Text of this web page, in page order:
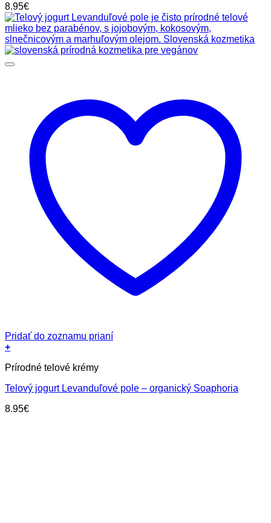
8.95€
Pridať do zoznamu prianí
+
Prírodné telové krémy
Telový jogurt Levanduľové pole – organický Soaphoria
8.95€